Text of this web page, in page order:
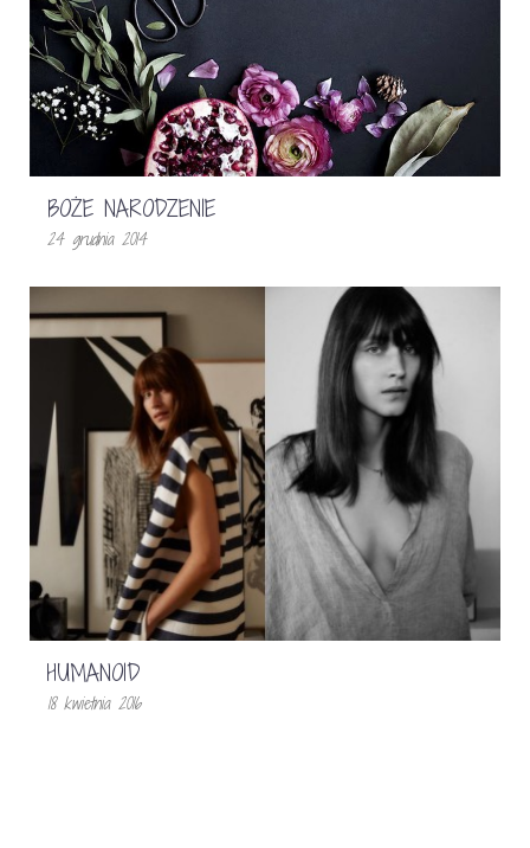
BOŻE NARODZENIE
24 grudnia 2014
HUMANOID
18 kwietnia 2016